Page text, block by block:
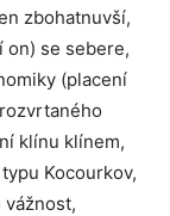
zbohatnuvší,
on) se sebere,
(placení
klínu klínem,
Kocourkov,